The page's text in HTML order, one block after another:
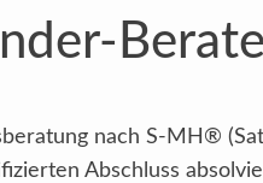
nach S-MH®
Abschluss